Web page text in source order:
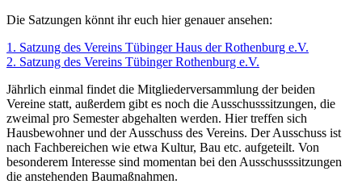
Die Satzungen könnt ihr euch hier genauer ansehen:
1. Satzung des Vereins Tübinger Haus der Rothenburg e.V.
2. Satzung des Vereins Tübinger Rothenburg e.V.
Jährlich einmal findet die Mitgliederversammlung der beiden
Vereine statt, außerdem gibt es noch die Ausschusssitzungen, die
zweimal pro Semester abgehalten werden. Hier treffen sich
Hausbewohner und der Ausschuss des Vereins. Der Ausschuss ist
nach Fachbereichen wie etwa Kultur, Bau etc. aufgeteilt. Von
besonderem Interesse sind momentan bei den Ausschusssitzungen
die anstehenden Baumaßnahmen.